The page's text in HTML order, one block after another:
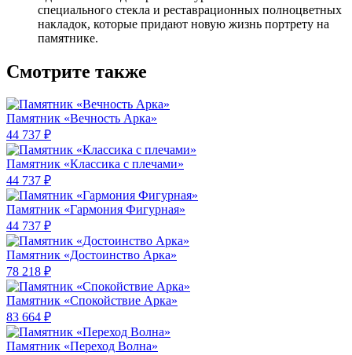
специального стекла и реставрационных полноцветных
накладок, которые придают новую жизнь портрету на
памятнике.
Смотрите также
Памятник «Вечность Арка»
44 737 ₽
Памятник «Классика c плечами»
44 737 ₽
Памятник «Гармония Фигурная»
44 737 ₽
Памятник «Достоинство Арка»
78 218 ₽
Памятник «Спокойствие Арка»
83 664 ₽
Памятник «Переход Волна»